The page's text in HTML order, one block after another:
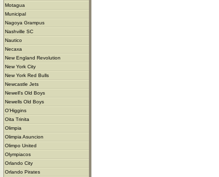
Motagua
Municipal
Nagoya Grampus
Nashville SC
Nautico
Necaxa
New England Revolution
New York City
New York Red Bulls
Newcastle Jets
Newell's Old Boys
Newells Old Boys
O'Higgins
Oita Trinita
Olimpia
Olimpia Asuncion
Olimpo United
Olympiacos
Orlando City
Orlando Pirates